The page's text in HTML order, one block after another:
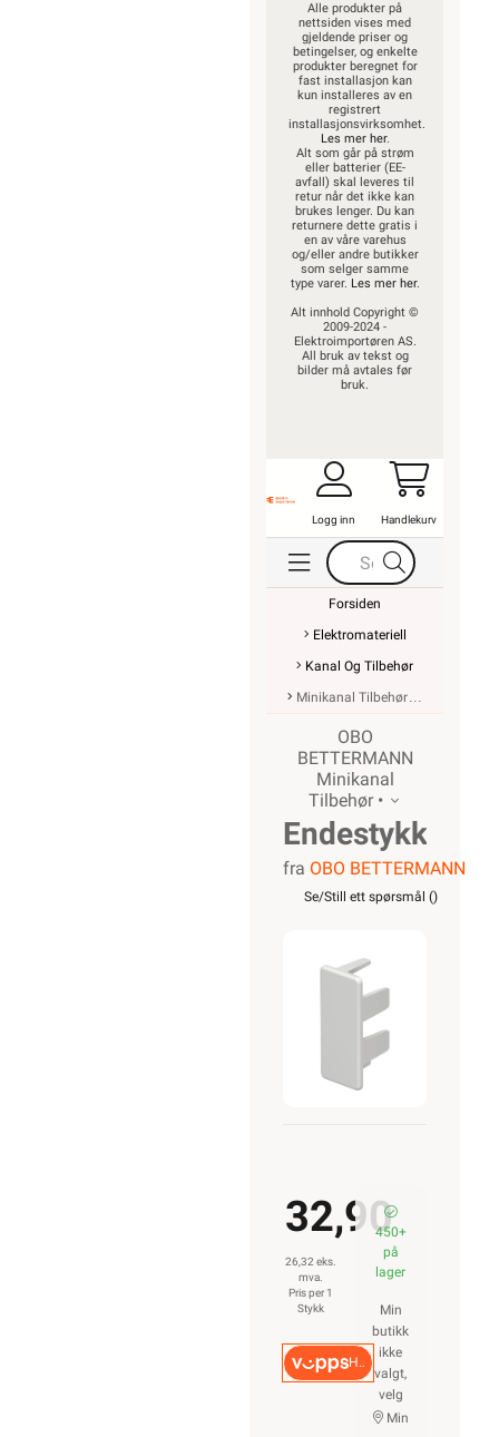
Alle produkter på
nettsiden vises med
gjeldende priser og
betingelser, og enkelte
produkter beregnet for
fast installasjon kan
kun installeres av en
registrert
installasjonsvirksomhet.
Les mer her.
Alt som går på strøm
eller batterier (EE-
avfall) skal leveres til
retur når det ikke kan
brukes lenger. Du kan
returnere dette gratis i
en av våre varehus
og/eller andre butikker
som selger samme
type varer. Les mer her.
Alt innhold Copyright ©
2009-2024 -
Elektroimportøren AS.
All bruk av tekst og
bilder må avtales før
bruk.
Logg inn Handlekurv
Forsiden
Elektromateriell
Kanal Og Tilbehør
Minikanal Tilbehør
OBO
BETTERMANN
Minikanal
Tilbehør •
Endestykke
for Kanal
fra OBO BETTERMANN
Se/Still ett spørsmål ()
32,90
26,32 eks.
mva.
Pris per 1
Stykk
Hurtigkasse
450+
på
lager
Min
butikk
ikke
valgt,
velg
Min